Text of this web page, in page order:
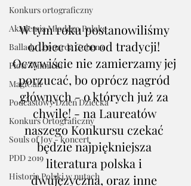
Konkurs ortograficzny
Akademia Młodego Polaka
Ballady Leonarda Cohena
Piotr Winnicki
MagiCall
Podcastowy Dzień Dziecka
Konkurs Ortograficzny
Souls of Joy - koncert
PDD 2019
Historia Polski w nutach
W tym roku postanowiliśmy
odbiec nieco od tradycji!
Oczywiście nie zamierzamy jej
porzucać, bo oprócz nagród
głównych - o których już za
chwilę! - na Laureatów
naszego Konkursu czekać
będzie najpiękniejsza
literatura polska i
dwujęzyczna, oraz inne